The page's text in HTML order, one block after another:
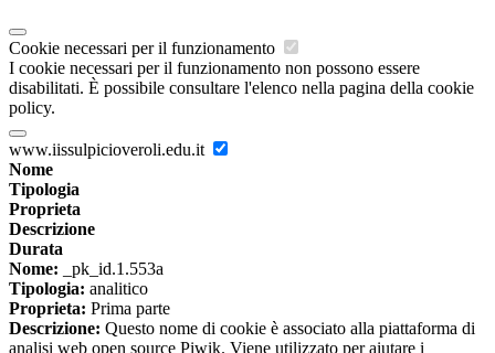
Cookie necessari per il funzionamento
I cookie necessari per il funzionamento non possono essere
disabilitati. È possibile consultare l'elenco nella pagina della cookie
policy.
www.iissulpicioveroli.edu.it
Nome
Tipologia
Proprieta
Descrizione
Durata
Nome: _pk_id.1.553a
Tipologia: analitico
Proprieta: Prima parte
Descrizione: Questo nome di cookie è associato alla piattaforma di
analisi web open source Piwik. Viene utilizzato per aiutare i